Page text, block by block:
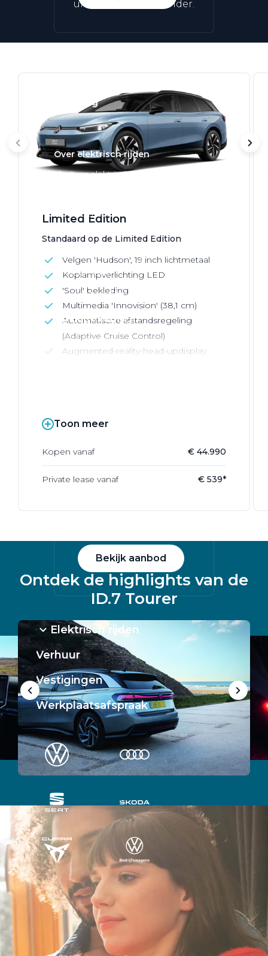
Terug
Over elektrisch rijden
Over elektrisch rijden
Onderhoud en kosten
Shuttel laadoplossingen
Voordelen
Veelgestelde vragen
Aanbod elektrisch
Volkswagen
Bekijk aanbod
Elektrisch rijden
Verhuur
Vestigingen
Werkplaatsafspraak
uitvoeringen hieronder.
Limited Edition
Standaard op de Limited Edition
Velgen 'Hudson', 19 inch lichtmetaal
Koplampverlichting LED
'Soul' bekleding
Multimedia 'Innovision' (38,1 cm)
Automatische afstandsregeling
(Adaptive Cruise Control)
Augmented-reality-head-updisplay
Toon meer
Kopen vanaf € 44.990
Private lease vanaf € 539*
Ontdek de highlights van de
ID.7 Tourer